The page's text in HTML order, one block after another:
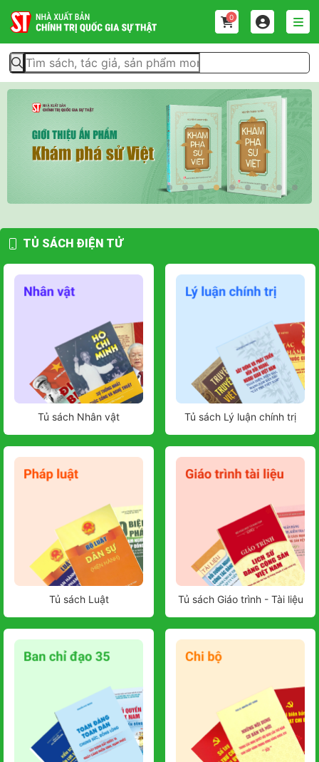
0
Ra mắt ấn phẩm Khám
phá sử Việt
TỦ SÁCH ĐIỆN TỬ
Tủ sách Nhân vật Tủ sách Lý luận chính trị
Tủ sách Luật Tủ sách Giáo trình - Tài liệu